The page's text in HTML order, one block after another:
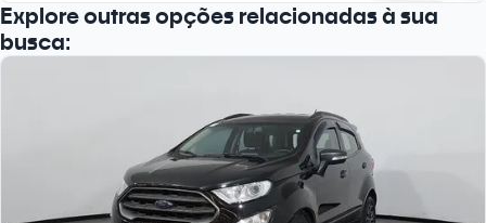
Explore outras opções relacionadas à sua
busca: